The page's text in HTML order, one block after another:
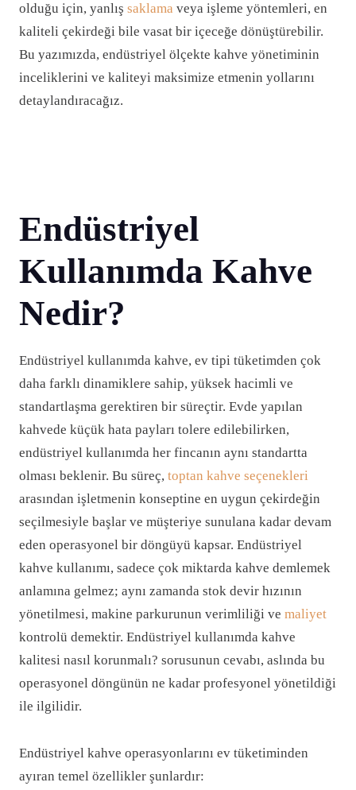
olduğu için, yanlış saklama veya işleme yöntemleri, en
kaliteli çekirdeği bile vasat bir içeceğe dönüştürebilir.
Bu yazımızda, endüstriyel ölçekte kahve yönetiminin
inceliklerini ve kaliteyi maksimize etmenin yollarını
detaylandıracağız.
Endüstriyel
Kullanımda Kahve
Nedir?
Endüstriyel kullanımda kahve, ev tipi tüketimden çok
daha farklı dinamiklere sahip, yüksek hacimli ve
standartlaşma gerektiren bir süreçtir. Evde yapılan
kahvede küçük hata payları tolere edilebilirken,
endüstriyel kullanımda her fincanın aynı standartta
olması beklenir. Bu süreç, toptan kahve seçenekleri
arasından işletmenin konseptine en uygun çekirdeğin
seçilmesiyle başlar ve müşteriye sunulana kadar devam
eden operasyonel bir döngüyü kapsar. Endüstriyel
kahve kullanımı, sadece çok miktarda kahve demlemek
anlamına gelmez; aynı zamanda stok devir hızının
yönetilmesi, makine parkurunun verimliliği ve maliyet
kontrolü demektir. Endüstriyel kullanımda kahve
kalitesi nasıl korunmalı? sorusunun cevabı, aslında bu
operasyonel döngünün ne kadar profesyonel yönetildiği
ile ilgilidir.
Endüstriyel kahve operasyonlarını ev tüketiminden
ayıran temel özellikler şunlardır: